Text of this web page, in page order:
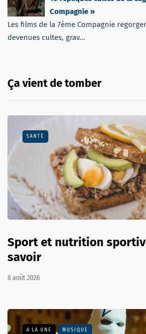
Compagnie »
Les films de la 7ème Compagnie
devenues cultes, grav...
Ça vient de tomber
SANTÉ
Sport et nutrition
savoir
8 août 2026
A LA UNE MUSIQUE